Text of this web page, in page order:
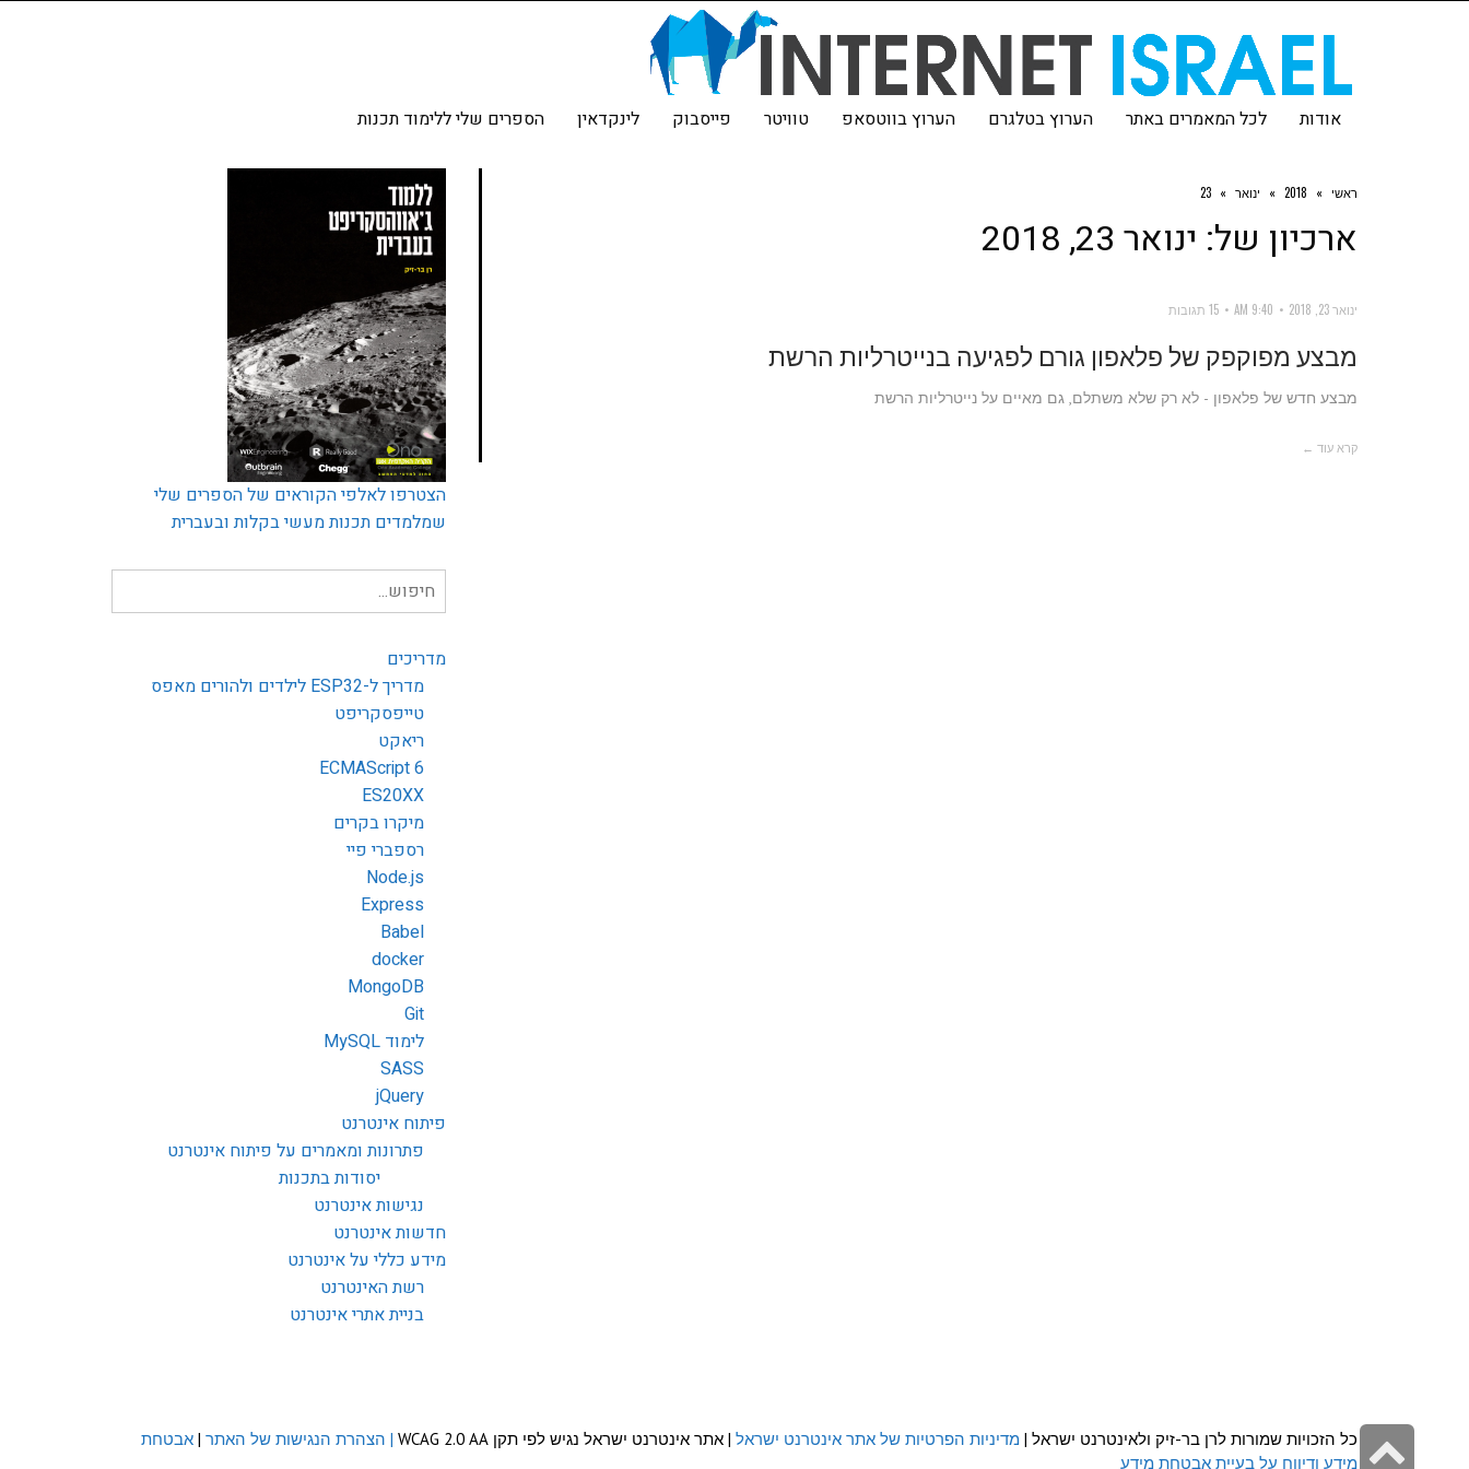
אודות לכל המאמרים באתר הערוץ בטלגרם הערוץ בווטסאפ טוויטר פייסבוק לינקדאין הספרים שלי ללימוד תכנות
ראשי »
2018
» ינואר »
23
ארכיון של: ינואר 23, 2018
ינואר 23, 2018 9:40 AM 15 תגובות
מבצע מפוקפק של פלאפון גורם לפגיעה בנייטרליות הרשת
מבצע חדש של פלאפון - לא רק שלא משתלם, גם מאיים על נייטרליות הרשת
קרא עוד ←
הצטרפו לאלפי הקוראים של הספרים שלי
שמלמדים תכנות מעשי בקלות ובעברית
חיפוש
עבור:
מדריכים
מדריך ל-ESP32 לילדים ולהורים מאפס
טייפסקריפט
ריאקט
ECMAScript 6
ES20XX
מיקרו בקרים
רספברי פיי
Node.js
Express
Babel
docker
MongoDB
Git
לימוד MySQL
SASS
jQuery
פיתוח אינטרנט
פתרונות ומאמרים על פיתוח אינטרנט
יסודות בתכנות
נגישות אינטרנט
חדשות אינטרנט
מידע כללי על אינטרנט
רשת האינטרנט
בניית אתרי אינטרנט
כל הזכויות שמורות לרן בר-זיק ולאינטרנט ישראל | מדיניות הפרטיות של אתר אינטרנט ישראל | אתר אינטרנט ישראל נגיש לפי תקן WCAG 2.0 AA | הצהרת הנגישות של האתר | אבטחת
מידע ודיווח על בעיית אבטחת מידע
גלילה